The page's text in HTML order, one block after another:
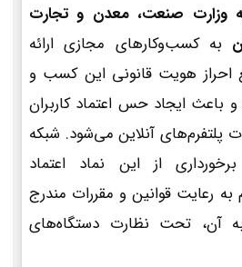
به وزارت صنعت، معدن و تجارت
به کسب‌وکارهای مجازی ارائه
احراز هویت قانونی این کسب و
باعث ایجاد حس اعتماد کاربران
پلتفرم‌های آنلاین می‌شود. شبکه
از این نماد اعتماد
به رعایت قوانین و مقررات مندرج
آن، تحت نظارت دستگاه‌های